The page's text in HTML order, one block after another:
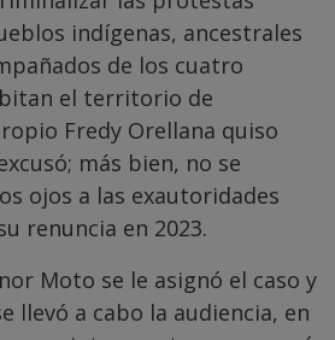
indígenas, ancestrales
de los cuatro
el territorio de
Fredy Orellana quiso
más bien, no se
ojos a las exautoridades
renuncia en 2023.
Moto se le asignó el caso y
llevó a cabo la audiencia, en